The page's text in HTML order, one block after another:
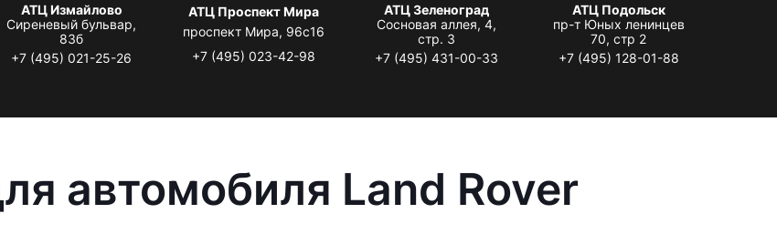
АТЦ Измайлово
Сиреневый бульвар,
83б
+7 (495) 021-25-26
АТЦ Проспект Мира
проспект Мира, 96с16
+7 (495) 023-42-98
АТЦ Зеленоград
Сосновая аллея, 4,
стр. 3
+7 (495) 431-00-33
АТЦ Подольск
пр-т Юных ленинцев
70, стр 2
+7 (495) 128-01-88
автомобиля Land Rover